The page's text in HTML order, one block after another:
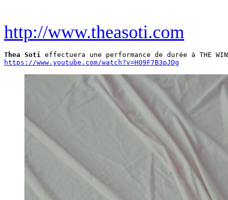
http://www.theasoti.com
Thea Soti
effectuera une performance de durée à THE
https://www.youtube.com/watch?v=HO9F7B3pJDg